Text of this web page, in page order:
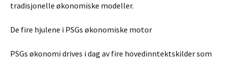
tradisjonelle økonomiske modeller.
De fire hjulene i PSGs økonomiske motor
PSGs økonomi drives i dag av fire hovedinntektskilder som